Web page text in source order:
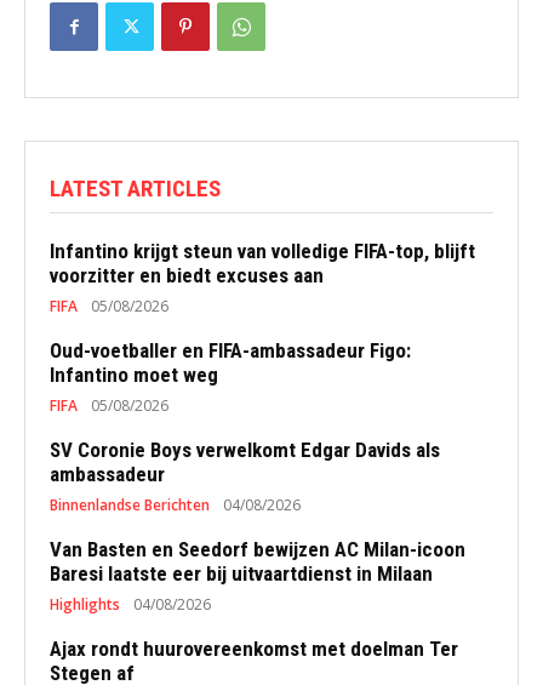
LATEST ARTICLES
Infantino krijgt steun van volledige FIFA-top, blijft
voorzitter en biedt excuses aan
FIFA 05/08/2026
Oud-voetballer en FIFA-ambassadeur Figo:
Infantino moet weg
FIFA 05/08/2026
SV Coronie Boys verwelkomt Edgar Davids als
ambassadeur
Binnenlandse Berichten 04/08/2026
Van Basten en Seedorf bewijzen AC Milan-icoon
Baresi laatste eer bij uitvaartdienst in Milaan
Highlights 04/08/2026
Ajax rondt huurovereenkomst met doelman Ter
Stegen af